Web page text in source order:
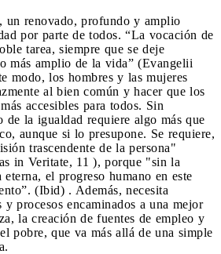
un renovado, profundo y amplio
por parte de todos. “La vocación de
tarea, siempre que se deje
más amplio de la vida” (Evangelii
modo, los hombres y las mujeres
al bien común y hacer que los
accesibles para todos. Sin
de la igualdad requiere algo más que
aunque si lo presupone. Se requiere,
trascendente de la persona"
in Veritate, 11 ), porque "sin la
el progreso humano en este
(Ibid) . Además, necesita
y procesos encaminados a una mejor
la creación de fuentes de empleo y
pobre, que va más allá de una simple